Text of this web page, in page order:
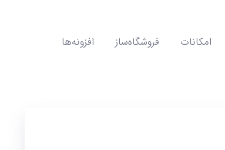
امکانات فروشگاه‌ساز افزونه‌ها